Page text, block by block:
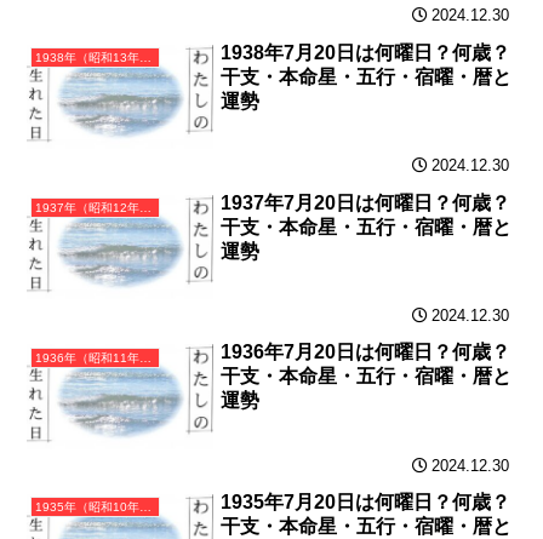
2024.12.30
1938年（昭和13年）戊寅（つちのえとら）・寅年（とら年）カレンダー（月曜はじまり）
1938年7月20日は何曜日？何歳？
干支・本命星・五行・宿曜・暦と
運勢
2024.12.30
1937年（昭和12年）丁丑（ひのとうし）・丑年（うし年）カレンダー（月曜はじまり）
1937年7月20日は何曜日？何歳？
干支・本命星・五行・宿曜・暦と
運勢
2024.12.30
1936年（昭和11年）丙子（ひのえね）・子年（ねずみ年）カレンダー（月曜はじまり）
1936年7月20日は何曜日？何歳？
干支・本命星・五行・宿曜・暦と
運勢
2024.12.30
1935年（昭和10年）乙亥（きのとい）・亥年（いのしし年）カレンダー（月曜はじまり）
1935年7月20日は何曜日？何歳？
干支・本命星・五行・宿曜・暦と